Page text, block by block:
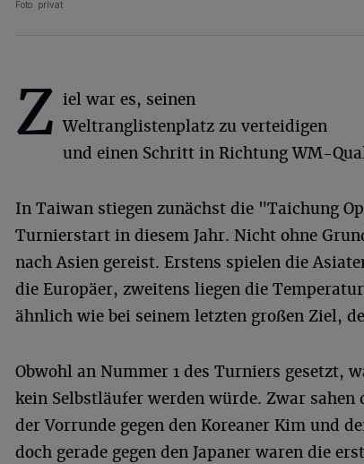
Foto: privat
Z iel war es, seinen
Weltranglistenplatz zu verteidigen
und einen Schritt in Richtung WM-
In Taiwan stiegen zunächst die "Taichung
Turnierstart in diesem Jahr. Nicht ohne
nach Asien gereist. Erstens spielen die
die Europäer, zweitens liegen die
ähnlich wie bei seinem letzten großen Ziel,
Obwohl an Nummer 1 des Turniers gesetzt,
kein Selbstläufer werden würde. Zwar
der Vorrunde gegen den Koreaner Kim und
doch gerade gegen den Japaner waren die